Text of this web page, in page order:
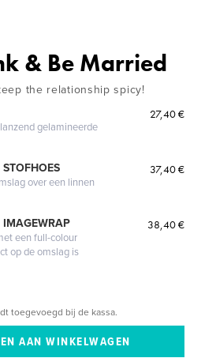
& Be Married
the relationship spicy!
gelamineerde
27,40 €
over een linnen
37,40 €
een full-colour
op de omslag is
38,40 €
toegevoegd bij de kassa.